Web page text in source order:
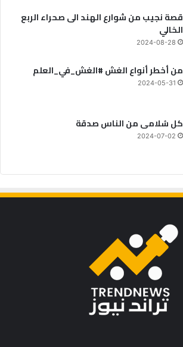
قصة نجيب من شوارع الهند الى صحراء الربع
الخالي
2024-08-28
من أخطر أنواع الغش #الغش_في_العلم
2024-05-31
كل سُلامى من الناس صدقة
2024-07-02